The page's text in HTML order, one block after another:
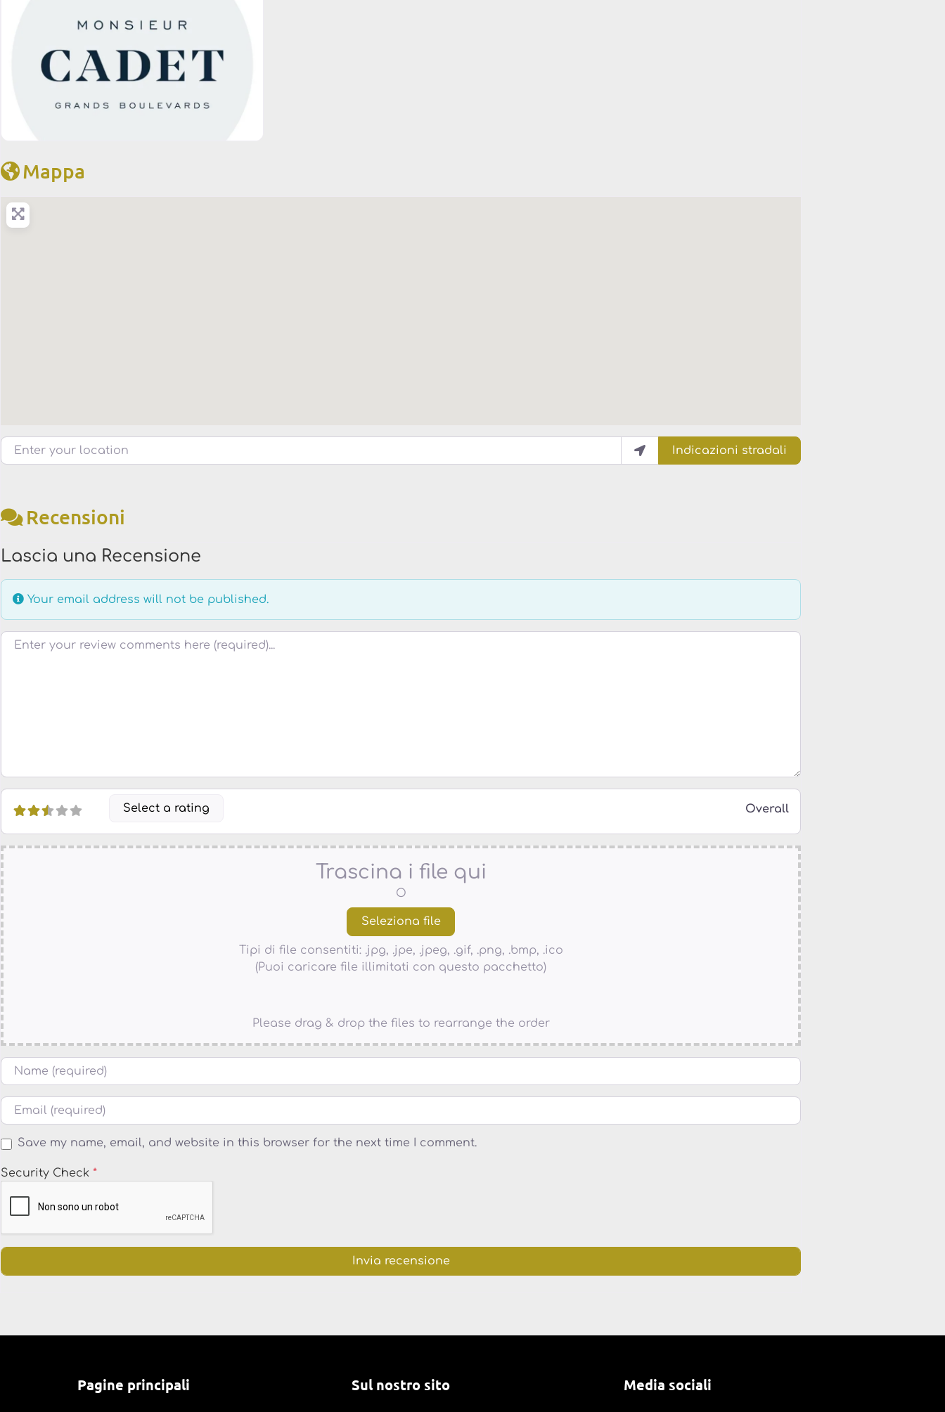
Mappa
Enter your location
Indicazioni stradali
Recensioni
Lascia una Recensione
Your email address will not be published.
Testo della recensione
Select a rating Overall
Trascina i file qui
O
Tipi di file consentiti: .jpg, .jpe, .jpeg, .gif, .png, .bmp, .ico
(Puoi caricare file illimitati con questo pacchetto)
Please drag & drop the files to rearrange the order
Nome
Email
Save my name, email, and website in this browser for the next time I comment.
Security Check *
Pagine principali Sul nostro sito Media sociali